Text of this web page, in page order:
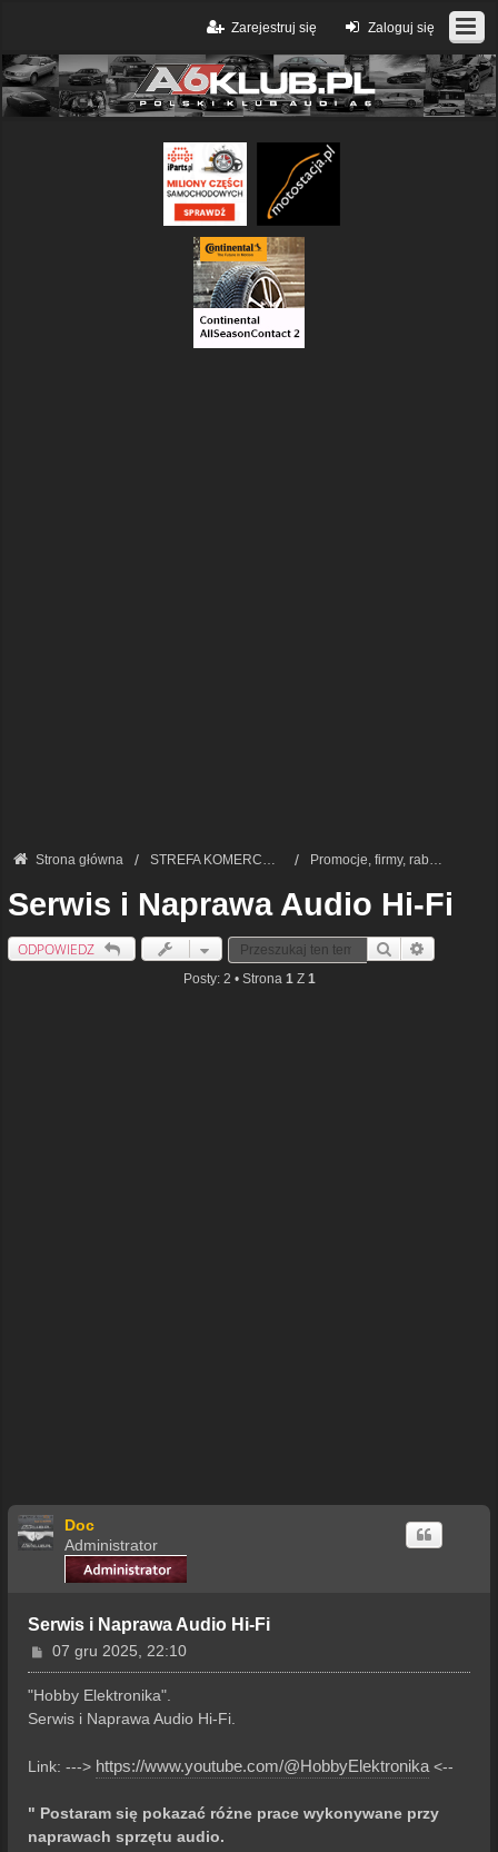
Zaloguj się
Zarejestruj się
Strona główna STREFA KOMERCYJNA — REKLAMY I USŁUGI Promocje, firmy, rabaty, sprzedaże.
Serwis i Naprawa Audio Hi-Fi
ODPOWIEDZ Szukaj
Posty: 2 • Strona 1 Z 1
Doc
Administrator
Serwis i Naprawa Audio Hi-Fi
P
o
s
07 gru 2025, 22:10
"Hobby Elektronika".
Serwis i Naprawa Audio Hi-Fi.
Link: ---> https://www.youtube.com/@HobbyElektronika<--
" Postaram się pokazać różne prace wykonywane przy
naprawach sprzętu audio.